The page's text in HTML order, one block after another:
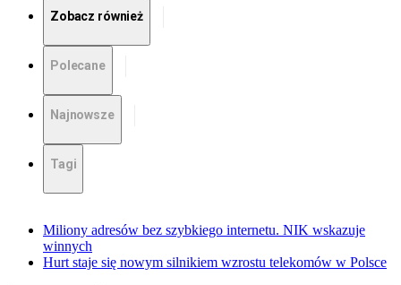
Zobacz również
Polecane
Najnowsze
Tagi
Miliony adresów bez szybkiego internetu. NIK wskazuje
winnych
Hurt staje się nowym silnikiem wzrostu telekomów w Polsce